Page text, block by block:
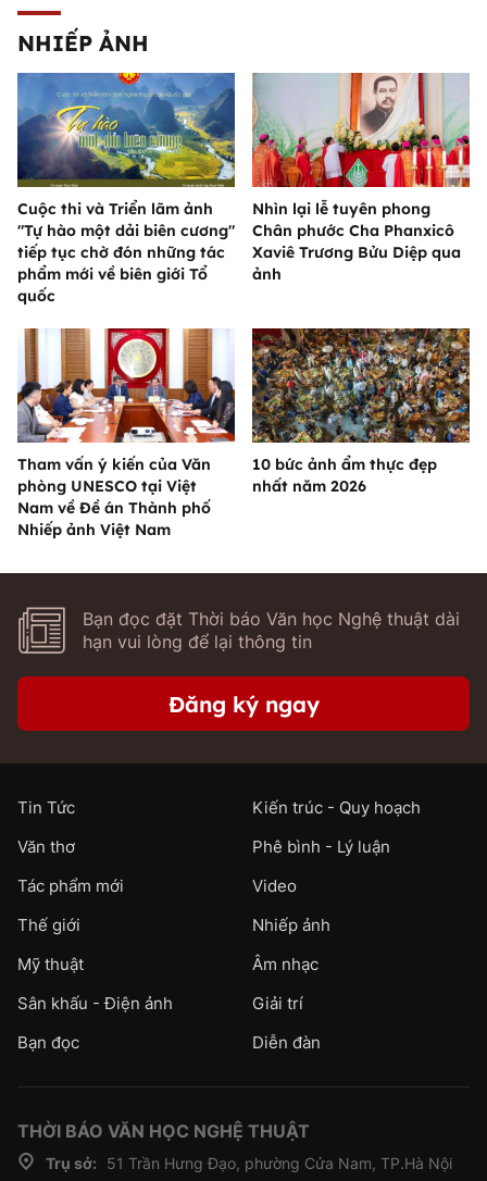
NHIẾP ẢNH
Cuộc thi và Triển lãm ảnh
"Tự hào một dải biên cương"
tiếp tục chờ đón những tác
phẩm mới về biên giới Tổ
quốc
Nhìn lại lễ tuyên phong
Chân phước Cha Phanxicô
Xaviê Trương Bửu Diệp qua
ảnh
Tham vấn ý kiến của Văn
phòng UNESCO tại Việt
Nam về Đề án Thành phố
Nhiếp ảnh Việt Nam
10 bức ảnh ẩm thực đẹp
nhất năm 2026
Bạn đọc đặt Thời báo Văn học Nghệ thuật dài
hạn vui lòng để lại thông tin
Đăng ký ngay
Tin Tức
Kiến trúc - Quy hoạch
Văn thơ
Phê bình - Lý luận
Tác phẩm mới
Video
Thế giới
Nhiếp ảnh
Mỹ thuật
Âm nhạc
Sân khấu - Điện ảnh
Giải trí
Bạn đọc
Diễn đàn
THỜI BÁO VĂN HỌC NGHỆ THUẬT
Trụ sở: 51 Trần Hưng Đạo, phường Cửa Nam, TP.Hà Nội